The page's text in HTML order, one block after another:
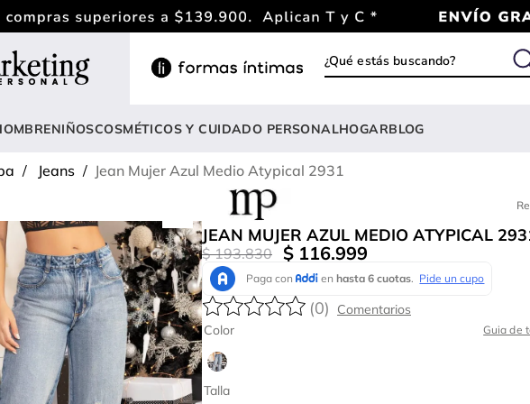
¿Qué estás buscando?
NIÑOSCOSMÉTICOS Y CUIDADO PERSONALHOGARBLOG
Jeans Jean Mujer Azul Medio Atypical 2931
JEAN MUJER AZUL MEDIO ATYPICAL
$ 193.830 $ 116.999
(0)
Talla
Color Guia de
blusas